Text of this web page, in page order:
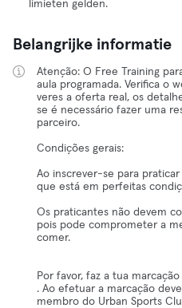
limieten gelden.
Belangrijke informatie
Atenção: O Free Training
aula programada. Verifica o
veres a oferta real, os
se é necessário fazer uma
parceiro.
Condições gerais:
Ao inscrever-se para
que está em perfeitas
Os praticantes não devem
pois pode comprometer a
comer.
Por favor, faz a tua
. Ao efetuar a marcação
membro do Urban Sports